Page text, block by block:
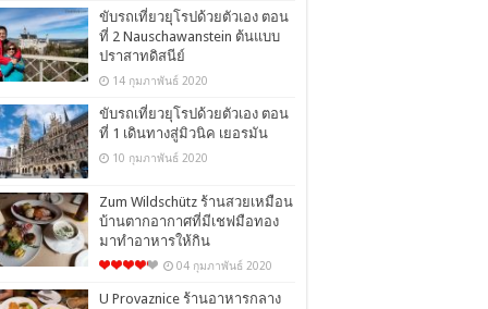
ขับรถเที่ยวยุโรปด้วยตัวเอง ตอน
ที่ 2 Nauschawanstein ต้นแบบ
ปราสาทดิสนีย์
14 กุมภาพันธ์ 2020
ขับรถเที่ยวยุโรปด้วยตัวเอง ตอน
ที่ 1 เดินทางสู่มิวนิค เยอรมัน
10 กุมภาพันธ์ 2020
Zum Wildschütz ร้านสวยเหมือน
บ้านตากอากาศที่มีเชฟมือทอง
มาทำอาหารให้กิน
04 กุมภาพันธ์ 2020
U Provaznice ร้านอาหารกลาง